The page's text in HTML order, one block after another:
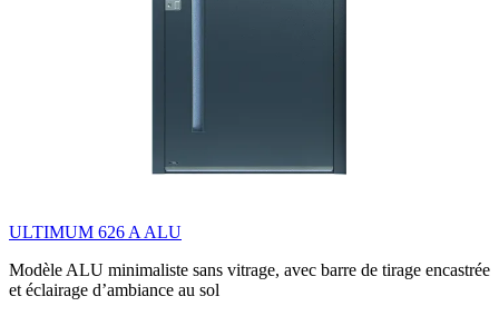
ULTIMUM 626 A ALU
Modèle ALU minimaliste sans vitrage, avec barre de tirage encastrée
et éclairage d’ambiance au sol